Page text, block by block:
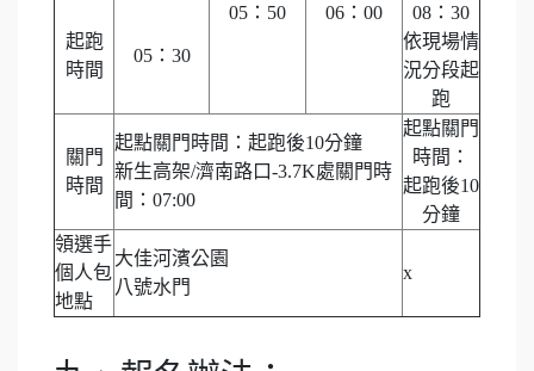
起跑
時間
05：30
05：50 06：00
08：30
依現場情
況分段起
跑
關門
時間
起點關門時間：起跑後10分鐘
新生高架/濟南路口-3.7K處關門時
間：07:00
起點關門
時間：
起跑後10
分鐘
領選手
個人包
地點
大佳河濱公園
八號水門
x